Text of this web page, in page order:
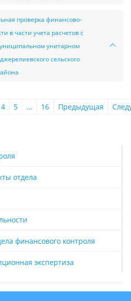
отдела
финансового контроля
экспертиза
проверка финансово-
в части учета расчетов с
унитарном
сельского
4 5 ... 16 Предыдущая